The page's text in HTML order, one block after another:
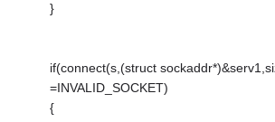
}
if(connect(s,(struct
=INVALID_SOCKET)
{